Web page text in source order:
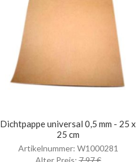
Dichtpappe universal 0,5 mm - 25 x
25 cm
Artikelnummer: W1000281
Alter Preis:7,97 €